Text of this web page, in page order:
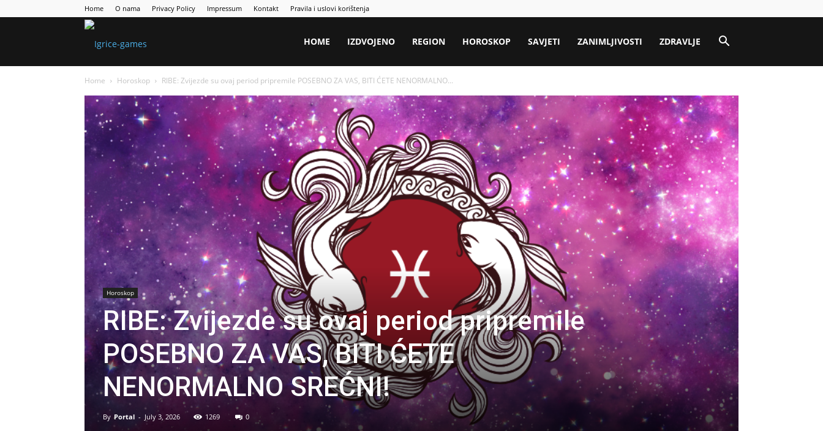
Home O nama Privacy Policy Impressum Kontakt Pravila i uslovi korištenja
HOME IZDVOJENO REGION HOROSKOP SAVJETI ZANIMLJIVOSTI ZDRAVLJE
Home Horoskop RIBE: Zvijezde su ovaj period pripremile POSEBNO ZA VAS, BITI ĆETE NENORMALNO...
Horoskop
RIBE: Zvijezde su ovaj period pripremile
POSEBNO ZA VAS, BITI ĆETE
NENORMALNO SREĆNI!
By Portal - July 3, 2026 1269 0